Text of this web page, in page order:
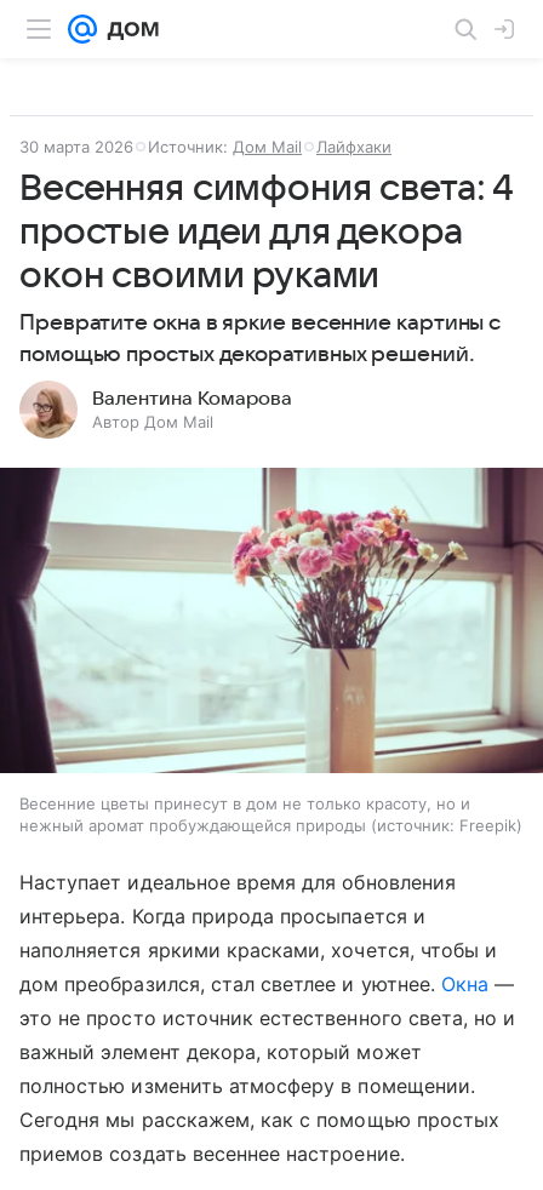
30 марта 2026 Источник: Дом Mail Лайфхаки
Весенняя симфония света: 4
простые идеи для декора
окон своими руками
Превратите окна в яркие весенние картины с
помощью простых декоративных решений.
Валентина Комарова
Автор Дом Mail
Весенние цветы принесут в дом не только красоту, но и
нежный аромат пробуждающейся природы
источник: Freepik
Наступает идеальное время для обновления
интерьера. Когда природа просыпается и
наполняется яркими красками, хочется, чтобы и
дом преобразился, стал светлее и уютнее. Окна —
это не просто источник естественного света, но и
важный элемент декора, который может
полностью изменить атмосферу в помещении.
Сегодня мы расскажем, как с помощью простых
приемов создать весеннее настроение.